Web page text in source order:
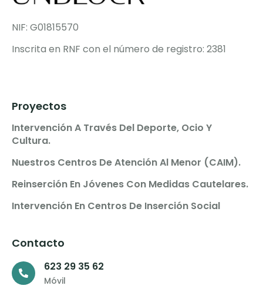
NIF: G01815570
Inscrita en RNF con el número de registro: 2381
Proyectos
Intervención A Través Del Deporte, Ocio Y
Cultura.
Nuestros Centros De Atención Al Menor (CAIM).
Reinserción En Jóvenes Con Medidas Cautelares.
Intervención En Centros De Inserción Social
Contacto
623 29 35 62
Móvil